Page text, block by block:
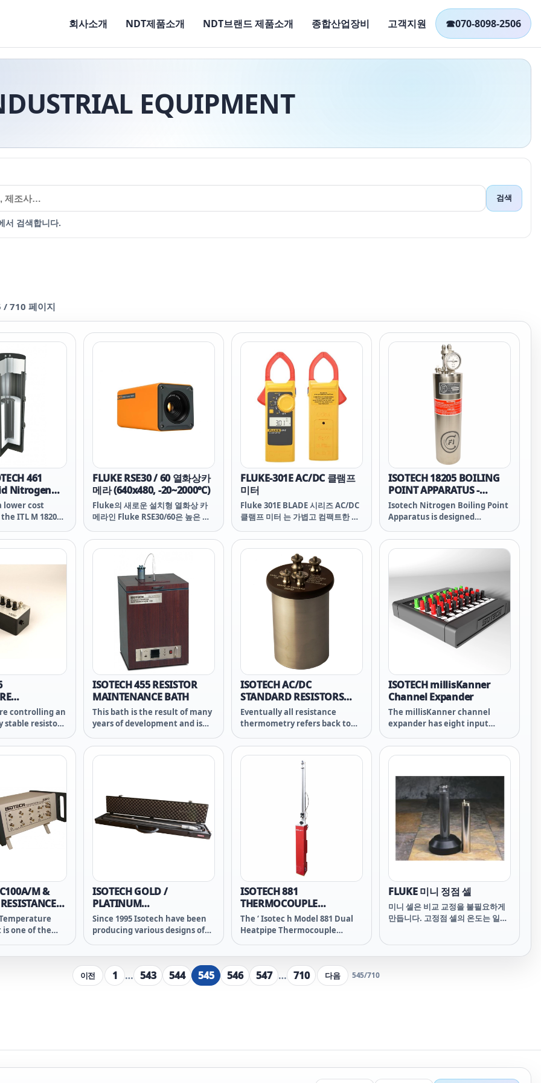
회사소개 NDT제품소개 NDT브랜드 제품소개 종합산업장비 고객지원 ☎070-8098-2506
EQUIPMENT
검색
서 검색합니다.
/ 710 페이지
461
Nitrogen
lower cost
ITL M 18205.
to the
a
flask
block and
Lastly a
reduces
permits easy
FLUKE RSE30 / 60 열화상카
메라 (640x480, -20~2000℃)
Fluke의 새로운 설치형 열화상 카
메라인 Fluke RSE30/60은 높은 화
SmartView IR PC 소프트웨어와
SDK를 사용할 수 있어 사용자가 원
하는 테스트 상태로 조정할 수 있습
FLUKE-301E AC/DC 클램프
미터
Fluke 301E BLADE 시리즈 AC/DC
클램프 미터 는 가볍고 컴팩트한 본
다. 슬림하고 얇은 측정턱(JAW) 은
단단히 묶인 전선 사이도 쉽게 들어
갈 수 있습니다. Fluke 301E는 전
류, 전압, 저항, 연속성, 주파수(전압
및 전류), 정전 용량 및 다이오드 등
을 측정할 수 있습니다. 이를 통해
더 많은 테스트 요구 사항에 대응할
수 있습니다. AC/DC 기능을 통해
PV 및 풍력에너지, 신 에너지 차량,
통신, 데이터센터 등과 같이 DC 테
스트가 필요한 더 많은 애플리케이
션에 적용할 수 있습니다.
ISOTECH 18205 BOILING
POINT APPARATUS -
NITROGEN
Isotech Nitrogen Boiling Point
Apparatus is designed
maintain the liquid/vapour
equilibrium (boiling point) of
calibration of thermometers
on the International
Temperature Scale of 1990.
FIXED
controlling an
stable resistor
World-wide
at a
ISOTECH 455 RESISTOR
MAINTENANCE BATH
This bath is the result of many
years of development and is
temperature of standard
resistors used with
Automatic Resistance Bridge
Calibrator, A-RBC.
ISOTECH AC/DC
STANDARD RESISTORS
SRA & SRB
Eventually all resistance
thermometry refers back to
These are a key element in any
laboratory which measures
temperature. The resistors
time, temperature and
transportation, and they need
to have negligible inductance
and capacitance.
ISOTECH millisKanner
Channel Expander
The millisKanner channel
expander has eight input
configured individually for
SPRT, PRT, Thermistor or
gives ultimate flexibility with
no need for separate devices
for resistance or
thermocouple inputs. A
maximum of four devices can
be added to the milliK
providing 33 sensor inputs as
well as the 4 – 20mA Process
M &
one of the
and
ISOTECH GOLD /
PLATINUM
THERMOCOUPLE
Since 1995 Isotech have been
producing various designs of
researchers. From our
experience we can now offer
the most popular of these, the
ISOTECH 881
THERMOCOUPLE
HOMOGENEITY SCANNER
The ‘ Isotec h Model 881 Dual
Heatpipe Thermocouple
solution to the problem of
measuring thermocouple
homogeneity.
FLUKE 미니 정점 셀
미니 셀은 비교 교정을 불필요하게
만듭니다. 고정점 셀의 온도는 일정
이전 1 … 543 544 545 546 547 … 710 다음 545/710